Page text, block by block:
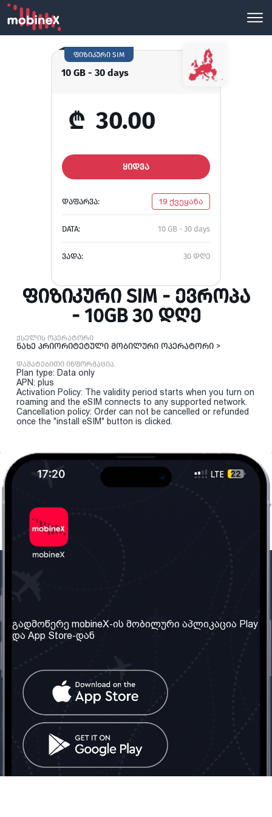
10 GB - 30 days
ფიზიკური SIM
₾ 30.00
ᲧᲘᲓᲕᲐ
ᲓᲐᲤᲐᲠᲕᲐ: 19 ქვეყანა
DATA: 10 GB - 30 days
ᲕᲐᲓᲐ: 30 დღე
ᲤᲘᲖᲘᲙᲣᲠᲘ SIM - ᲔᲕᲠᲝᲞᲐ
- 10GB 30 ᲓᲦᲔ
ქსელის ოპერატორი
ნახე პრიორიტეტული მობილური ოპერატორი >
დამატებითი ინფორმაცია
Plan type: Data only
APN: plus
Activation Policy: The validity period starts when you turn on
roaming and the eSIM connects to any supported network.
Cancellation policy: Order can not be cancelled or refunded
once the "install eSIM" button is clicked.
ჩვენ შესახებ
ჩვენი სერვისები
წესები და პირობები
კითხვები
კონტაქტი
საქართველო: თბილისი
ტელ: 032 2 04 00 50
ელ. ფოსტა:
info@mobinex.ge
სოციალური ქსელი
გადმოწერე mobineX-ის მობილური აპლიკაცია Play
და App Store-დან